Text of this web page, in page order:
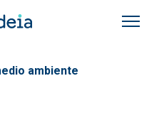
de
ambiente